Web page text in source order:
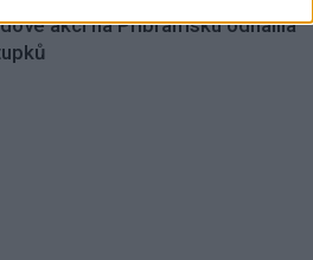
akci na Příbramsku odhalila